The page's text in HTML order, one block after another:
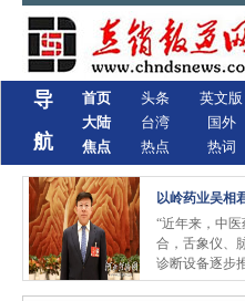
导
航
首页
大陆
焦点
头条
台湾
热点
英文版
国外
热词
以岭药业吴相
“近年来，中
合，舌象仪、
诊断设备逐步